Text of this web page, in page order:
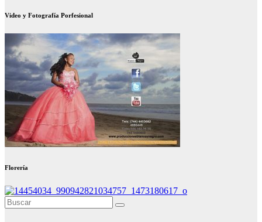
Video y Fotografía Porfesional
Florería